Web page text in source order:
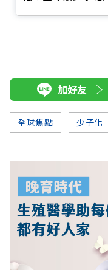
加好友
全球焦點 少子化